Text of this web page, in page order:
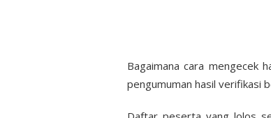
Bagaimana cara mengecek
pengumuman hasil verifikasi